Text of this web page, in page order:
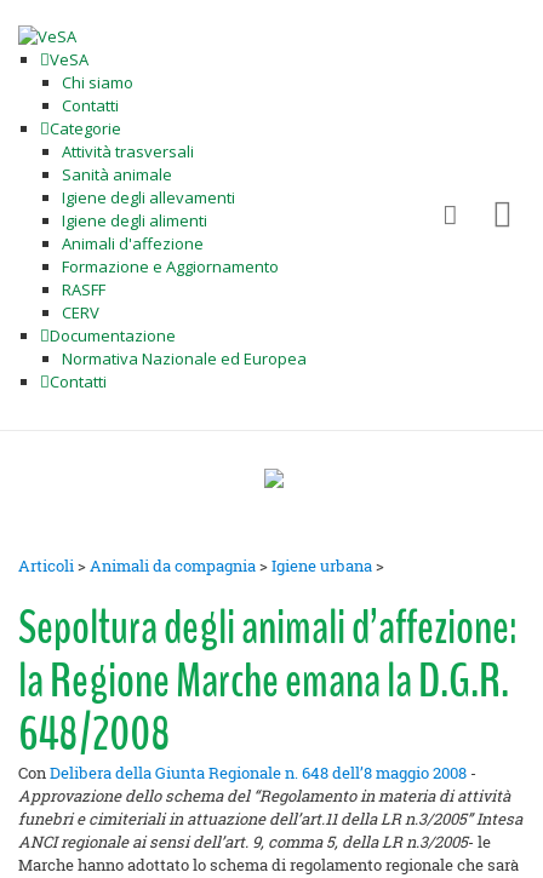
VeSA
Chi siamo
Contatti
Categorie
Attività trasversali
Sanità animale
Igiene degli allevamenti
Igiene degli alimenti
Animali d'affezione
Formazione e Aggiornamento
RASFF
CERV
Documentazione
Normativa Nazionale ed Europea
Contatti
Articoli>Animali da compagnia>Igiene urbana>
Sepoltura degli animali d’affezione:
la Regione Marche emana la D.G.R.
648/2008
ConDelibera della Giunta Regionale n. 648 dell’8 maggio 2008 -
Approvazione dello schema del “Regolamento in materia di attività
funebri e cimiteriali in attuazione dell’art.11 della LR n.3/2005”Intesa
ANCI regionale ai sensi dell’art. 9, comma 5, della LR n.3/2005- le
Marche hanno adottato lo schema di regolamento regionale che sarà